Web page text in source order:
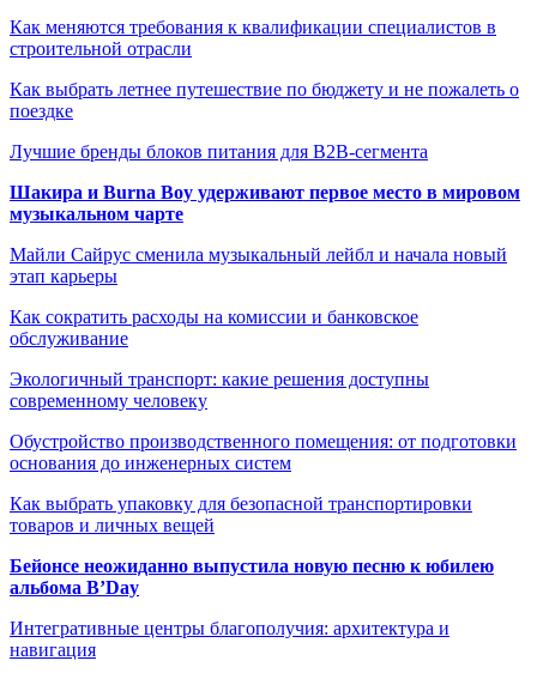
Как меняются требования к квалификации специалистов в
строительной отрасли
Как выбрать летнее путешествие по бюджету и не пожалеть о
поездке
Лучшие бренды блоков питания для B2B-сегмента
Шакира и Burna Boy удерживают первое место в мировом
музыкальном чарте
Майли Сайрус сменила музыкальный лейбл и начала новый
этап карьеры
Как сократить расходы на комиссии и банковское
обслуживание
Экологичный транспорт: какие решения доступны
современному человеку
Обустройство производственного помещения: от подготовки
основания до инженерных систем
Как выбрать упаковку для безопасной транспортировки
товаров и личных вещей
Бейонсе неожиданно выпустила новую песню к юбилею
альбома B’Day
Интегративные центры благополучия: архитектура и
навигация